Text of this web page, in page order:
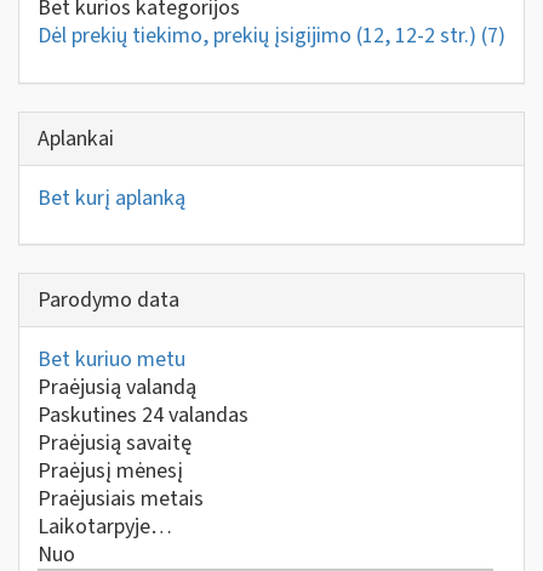
Bet kurios kategorijos
Dėl prekių tiekimo, prekių įsigijimo (12, 12-2 str.) (7)
Aplankai
Bet kurį aplanką
Parodymo data
Bet kuriuo metu
Praėjusią valandą
Paskutines 24 valandas
Praėjusią savaitę
Praėjusį mėnesį
Praėjusiais metais
Laikotarpyje…
Nuo